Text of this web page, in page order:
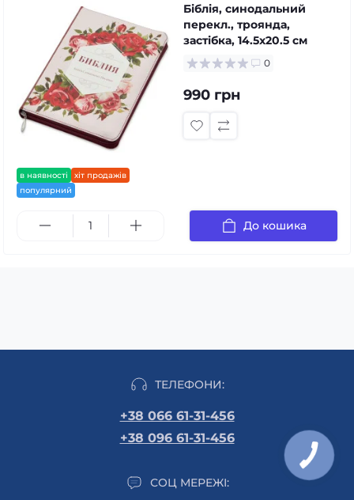
в наявності
хіт продажів
популярний
Біблія, синодальний
перекл., троянда,
застібка, 14.5x20.5 см
0
990 грн
До кошика
ТЕЛЕФОНИ:
+38 066 61-31-456
+38 096 61-31-456
СОЦ МЕРЕЖІ: